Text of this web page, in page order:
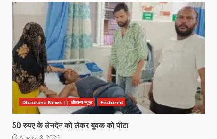
Dhaulana News || धौलाना न्यूज़ Featured
50 रुपए के लेनदेन को लेकर युवक को पीटा
August 8, 2026